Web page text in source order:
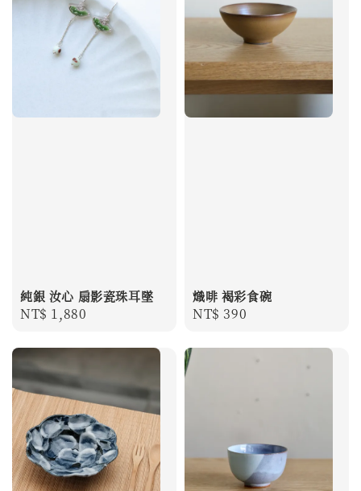
純銀 汝心 扇影瓷珠耳墜
Regular
NT$ 1,880
熾啡 褐彩食碗
Regular
NT$ 390